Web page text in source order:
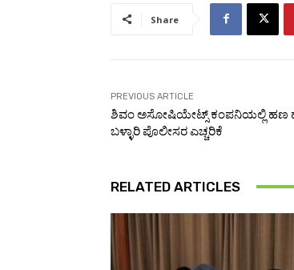
Share
PREVIOUS ARTICLE
ಶಿವಂ ಅಸೋಷಿಯೇಟ್ಸ್ ಕಂಪನಿಯಲ್ಲಿ ಹಣ
ಬಳ್ಳಾರಿ ಪೊಲೀಸರ ಎಚ್ಚರಿಕೆ
RELATED ARTICLES